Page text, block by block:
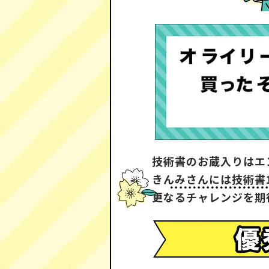
技術書のお蔵入りは
きんみさんには技術
更なるチャレンジを